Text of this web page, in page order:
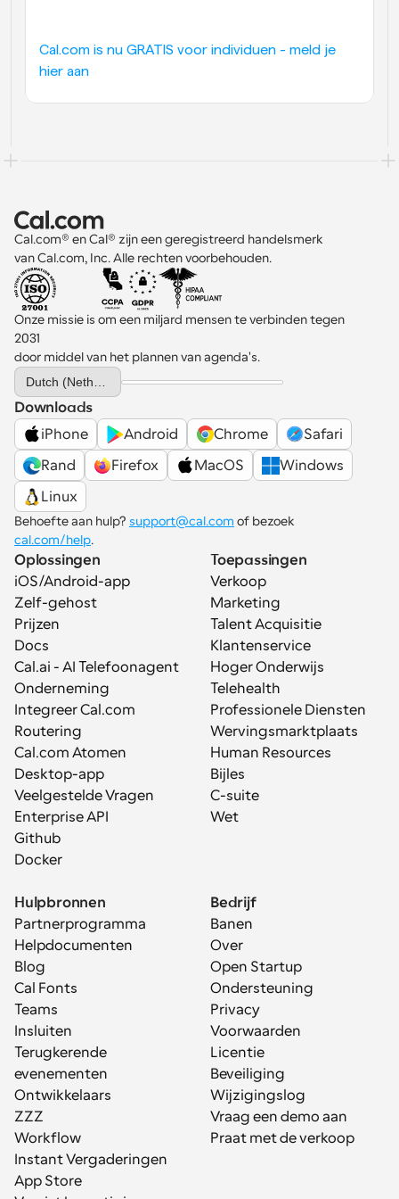
Automatiseer planning en herinneringen
Dynamische Groep Links
Boek naadloos vergaderingen met meerdere mensen
Webhooks
Ontvang een melding wanneer er iets gebeurt
Cal.com is nu GRATIS voor individuen - meld je
hier aan
Cal.com® en Cal® zijn een geregistreerd handelsmerk
van Cal.com, Inc. Alle rechten voorbehouden.
Onze missie is om een miljard mensen te verbinden tegen
2031
door middel van het plannen van agenda's.
Select Language
Downloads
iPhone
Android Chrome
Safari
Rand
Firefox MacOS
Windows
Linux
Behoefte aan hulp? support@cal.com
cal.com/help.
Oplossingen
iOS/Android-app
Zelf-gehost
Prijzen
Docs
Cal.ai - AI Telefoonagent
Onderneming
Integreer Cal.com
Routering
Cal.com Atomen
Desktop-app
Veelgestelde Vragen
Enterprise API
Github
Docker
Toepassingen
Verkoop
Marketing
Talent Acquisitie
Klantenservice
Hoger Onderwijs
Telehealth
Professionele Diensten
Wervingsmarktplaats
Human Resources
Bijles
C-suite
Wet
Hulpbronnen
Partnerprogramma
Helpdocumenten
Blog
Cal Fonts
Teams
Insluiten
Terugkerende
evenementen
Ontwikkelaars
ZZZ
Workflow
Instant Vergaderingen
App Store
Bedrijf
Banen
Over
Open Startup
Ondersteuning
Privacy
Voorwaarden
Licentie
Beveiliging
Wijzigingslog
Vraag een demo aan
Praat met de verkoop